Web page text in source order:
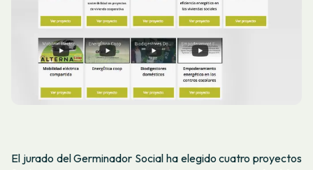
El jurado del Germinador Social ha elegido cuatro proyectos